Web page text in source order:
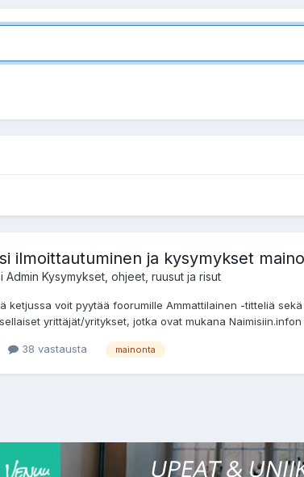
ilmoittautuminen ja kysymykset
Admin Kysymykset, ohjeet, ruusut ja risut
ketjussa voit pyytää foorumille Ammattilainen -titteliä
yrittäjät/yritykset, jotka ovat mukana Naimisiin.infon
38 vastausta mainonta